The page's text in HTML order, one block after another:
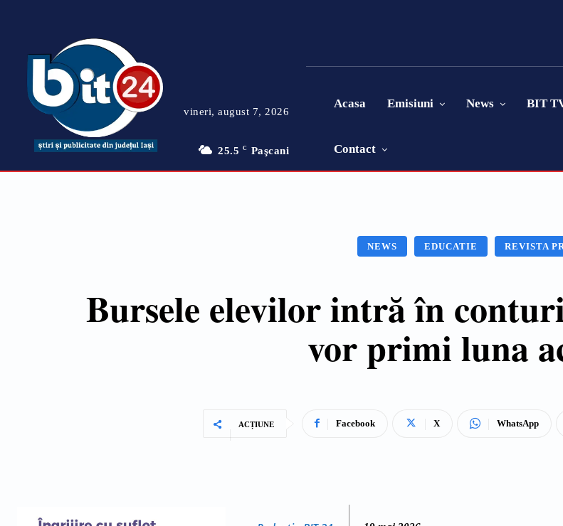
vineri, august 7, 2026
25.5 C Paşcani
Acasa Emisiuni News BIT
Contact
NEWS EDUCATIE REVISTA
Bursele elevilor intră în
vor primi luna
ACȚIUNE Facebook X WhatsApp